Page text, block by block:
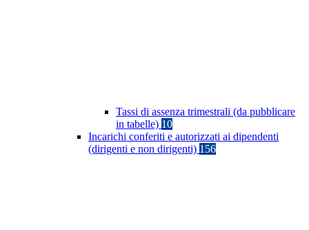
Tassi di assenza trimestrali (da pubblicare
in tabelle) 10
Incarichi conferiti e autorizzati ai dipendenti
(dirigenti e non dirigenti) 156